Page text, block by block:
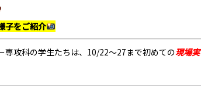
子をご紹介
専攻科の学生たちは、10/22～27まで初めての現場